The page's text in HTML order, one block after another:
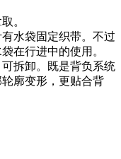
。
水袋固定织带。不过
在行进中的使用。
拆卸。既是背负系统
廓变形，更贴合背